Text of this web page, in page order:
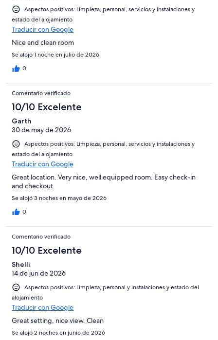
Aspectos positivos: Limpieza, personal, servicios y instalaciones y
estado del alojamiento
Traducir con Google
Nice and clean room
Se alojó 1 noche en julio de 2026
0
Comentario verificado
10/10 Excelente
Garth
30 de may de 2026
Aspectos positivos: Limpieza, personal, servicios y instalaciones y
estado del alojamiento
Traducir con Google
Great location. Very nice, well equipped room. Easy check-in
and checkout.
Se alojó 3 noches en mayo de 2026
0
Comentario verificado
10/10 Excelente
Shelli
14 de jun de 2026
Aspectos positivos: Limpieza, personal y instalaciones y estado del
alojamiento
Traducir con Google
Great setting, nice view. Clean
Se alojó 2 noches en junio de 2026